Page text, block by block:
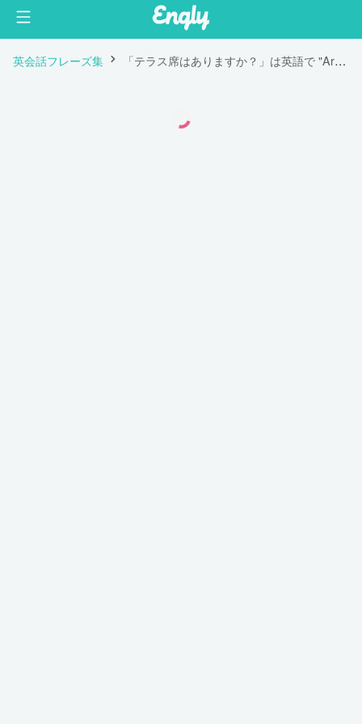
英会話フレーズ集 「テラス席はありますか？」は英語で "Are the terrace seats available?"